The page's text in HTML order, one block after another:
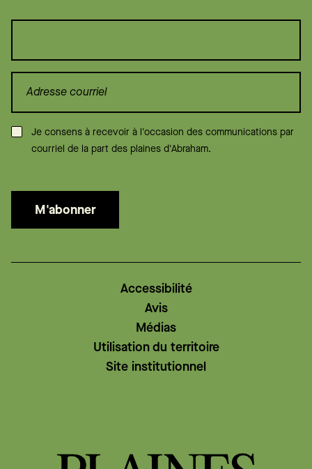
Consentement*
Je consens à recevoir à l'occasion des communications par
courriel de la part des plaines d'Abraham.
M'abonner
Accessibilité
Avis
Médias
Utilisation du territoire
Site institutionnel